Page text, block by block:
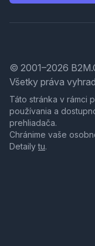
© 2001–2026
Všetky práva
Táto stránka v rámci
používania a
prehliadača.
Chránime vaše
Detailytu.